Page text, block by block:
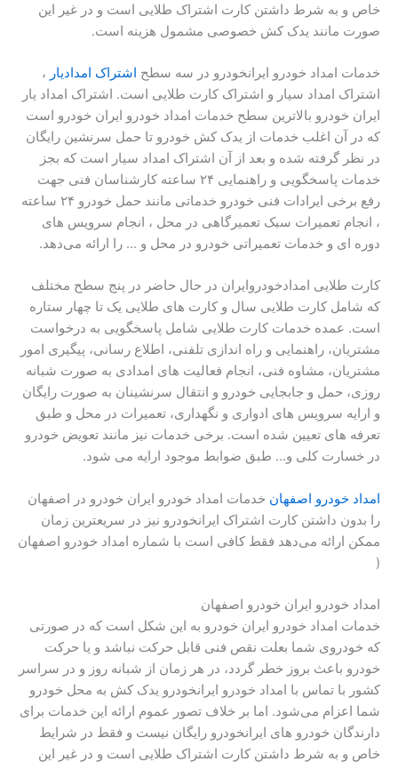
خاص و به شرط داشتن کارت اشتراک طلایی است و در غیر این
صورت مانند یدک کش خصوصی مشمول هزینه است.
خدمات امداد خودرو ایرانخودرو در سه سطح اشتراک امدادیار ،
اشتراک امداد سیار و اشتراک کارت طلایی است. اشتراک امداد یار
ایران خودرو بالاترین سطح خدمات امداد خودرو ایران خودرو است
که در آن اغلب خدمات از یدک کش خودرو تا حمل سرنشین رایگان
در نظر گرفته شده و بعد از آن اشتراک امداد سیار است که بجز
خدمات پاسخگویی و راهنمایی ۲۴ ساعته کارشناسان فنی جهت
رفع برخی ایرادات فنی خودرو خدماتی مانند حمل خودرو ۲۴ ساعته
، انجام تعمیرات سبک تعمیرگاهی در محل ، انجام سرویس های
دوره ای و خدمات تعمیراتی خودرو در محل و … را ارائه می‌دهد.
کارت طلایی امدادخودروایران در حال حاضر در پنج سطح مختلف
که شامل کارت طلایی سال و کارت های طلایی یک تا چهار ستاره
است. عمده خدمات کارت طلایی شامل پاسخگویی به درخواست
مشتریان، راهنمایی و راه اندازی تلفنی، اطلاع رسانی، پیگیری امور
مشتریان،‌ مشاوه فنی، انجام فعالیت های امدادی به صورت شبانه
روزی، حمل و جابجایی خودرو و انتقال سرنشینان به صورت رایگان
و ارایه سرویس های ادواری و نگهداری، تعمیرات در محل و طبق
تعرفه های تعیین شده است. برخی خدمات نیز مانند تعویض خودرو
در خسارت کلی و… طبق ضوابط موجود ارایه می شود.
امداد خودرو اصفهان خدمات امداد خودرو ایران خودرو در اصفهان
را بدون داشتن کارت اشتراک ایرانخودرو نیز در سریعترین زمان
ممکن ارائه می‌دهد فقط کافی است با شماره امداد خودرو اصفهان
(
امداد خودرو ایران خودرو اصفهان
خدمات امداد خودرو ایران خودرو به این شکل است که در صورتی
که خودروی شما بعلت نقص فنی قابل حرکت نباشد و یا حرکت
خودرو باعث بروز خطر گردد، در هر زمان از شبانه روز و در سراسر
کشور با تماس با امداد خودرو ایرانخودرو یدک کش به محل خودرو
شما اعزام می‌شود. اما بر خلاف تصور عموم ارائه این خدمات برای
دارندگان خودرو های ایرانخودرو رایگان نیست و فقط در شرایط
خاص و به شرط داشتن کارت اشتراک طلایی است و در غیر این